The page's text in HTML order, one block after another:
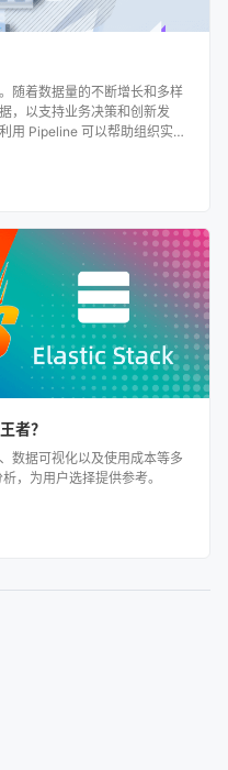
随着数据量的不断增长和多样
，以支持业务决策和创新发
用 Pipeline 可以帮助组织实现
者？
数据可视化以及使用成本等多
，为用户选择提供参考。